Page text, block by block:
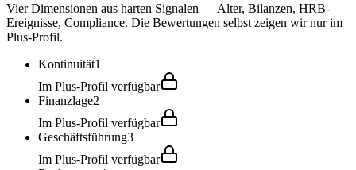
Vier Dimensionen aus harten Signalen — Alter, Bilanzen, HRB-
Ereignisse, Compliance. Die Bewertungen selbst zeigen wir nur im
Plus-Profil.
Kontinuität1
Im Plus-Profil verfügbar
Finanzlage2
Im Plus-Profil verfügbar
Geschäftsführung3
Im Plus-Profil verfügbar